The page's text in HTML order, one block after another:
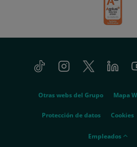
Tiktok InstagramTwitter Linkedin
Otras webs del Grupo Mapa
Protección de datos Cookies
empleados
Empleados